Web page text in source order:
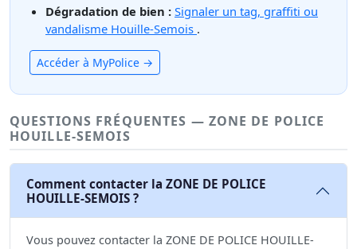
Dégradation de bien : Signaler un tag, graffiti ou
vandalisme Houille-Semois .
Accéder à MyPolice →
QUESTIONS FRÉQUENTES — ZONE DE POLICE
HOUILLE-SEMOIS
Comment contacter la ZONE DE POLICE
HOUILLE-SEMOIS ?
Vous pouvez contacter la ZONE DE POLICE HOUILLE-